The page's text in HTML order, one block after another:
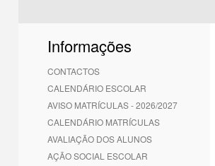
Informações
CONTACTOS
CALENDÁRIO ESCOLAR
AVISO MATRÍCULAS - 2026/2027
CALENDÁRIO MATRÍCULAS
AVALIAÇÃO DOS ALUNOS
AÇÃO SOCIAL ESCOLAR